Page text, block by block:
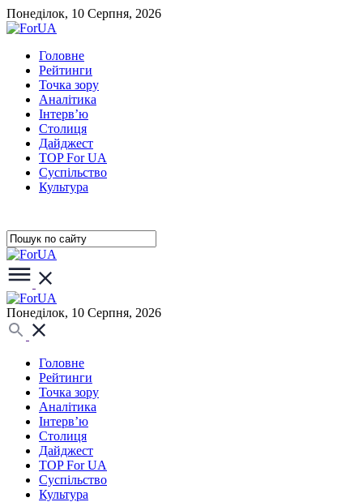
Понеділок, 10 Серпня, 2026
Головне
Рейтинги
Точка зору
Аналітика
Інтерв’ю
Столиця
Дайджест
TOP For UA
Суспiльство
Культура
Понеділок, 10 Серпня, 2026
Головне
Рейтинги
Точка зору
Аналітика
Інтерв’ю
Столиця
Дайджест
TOP For UA
Суспiльство
Культура